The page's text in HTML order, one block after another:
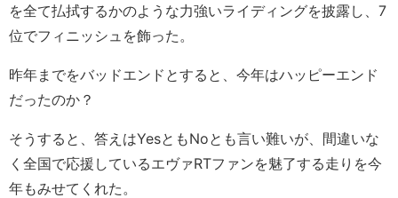
を全て払拭するかのような力強いライディングを披露し、7
位でフィニッシュを飾った。
昨年までをバッドエンドとすると、今年はハッピーエンド
だったのか？
そうすると、答えはYesともNoとも言い難いが、間違いな
く全国で応援しているエヴァRTファンを魅了する走りを今
年もみせてくれた。